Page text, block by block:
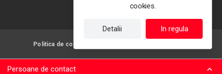
Politica de confidentialitate
Persoane de contact
cookies.
Detalii In regula